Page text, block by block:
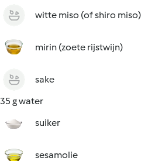
witte miso (of shiro miso)
mirin (zoete rijstwijn)
sake
35 g water
suiker
sesamolie